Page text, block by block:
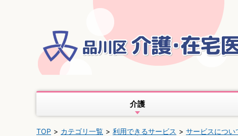
介護
TOP カテゴリ一覧 利用できるサービス サービスについ